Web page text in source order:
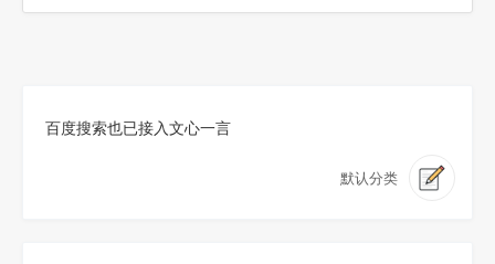
百度搜索也已接入文心一言
默认分类